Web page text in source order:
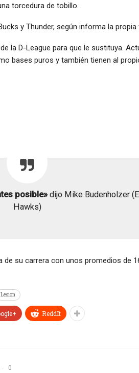
torcedura de tobillo.
y Thunder, según informa la propia
la D-League para que le sustituya.
bases puros y también tienen al
posible»dijo Mike Budenholzer
Hawks)
su carrera con unos promedios de
Lesion
ReddIt
0